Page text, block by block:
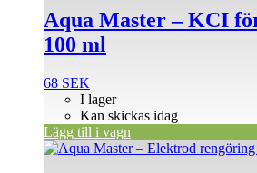
Aqua Master – KCI
100 ml
68 SEK
I lager
Kan skickas idag
Lägg till i vagn